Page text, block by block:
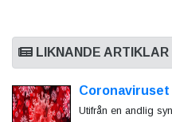
LIKNANDE ARTIKLAR
Coronaviruset
Utifrån en andlig